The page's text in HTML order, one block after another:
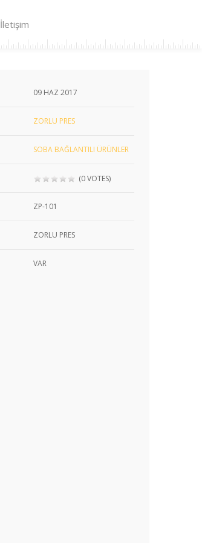
İletişim
09 HAZ 2017
ZORLU PRES
SOBA BAĞLANTILI ÜRÜNLER
(0 VOTES)
ZP-101
ZORLU PRES
VAR